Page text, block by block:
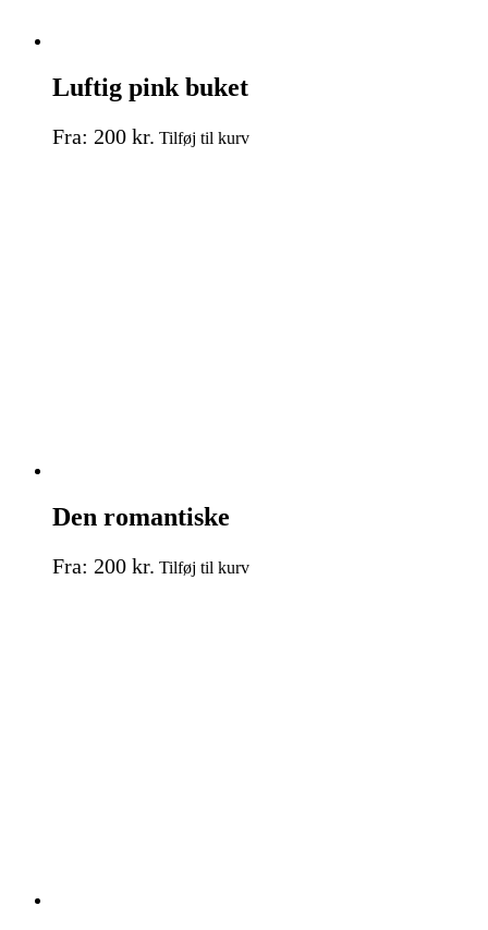
Luftig pink buket
Fra: 200 kr. Tilføj til kurvDette
Den romantiske
Fra: 200 kr. Tilføj til kurvDette